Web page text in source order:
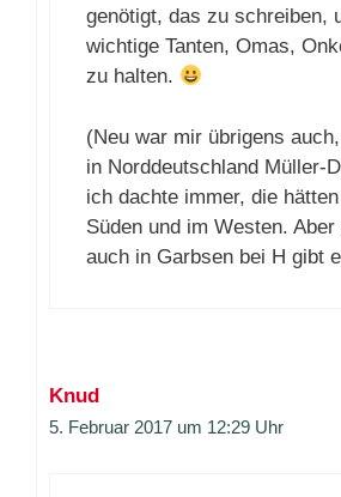
genötigt, das zu schreiben,
wichtige Tanten, Omas,
zu halten.
(Neu war mir übrigens
in Norddeutschland Müller-
ich dachte immer, die
Süden und im Westen. Aber
auch in Garbsen bei H gibt
Knud
5. Februar 2017 um 12:29 Uhr